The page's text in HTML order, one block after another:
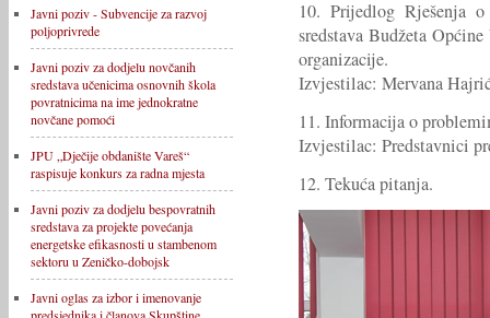
Javni poziv - Subvencije za razvoj
poljoprivrede
Javni poziv za dodjelu novčanih
sredstava učenicima osnovnih škola
povratnicima na ime jednokratne
novčane pomoći
JPU „Dječije obdanište Vareš“
raspisuje konkurs za radna mjesta
Javni poziv za dodjelu bespovratnih
sredstava za projekte povećanja
energetske efikasnosti u stambenom
sektoru u Zeničko-dobojsk
Javni oglas za izbor i imenovanje
10. Prijedlog Rješenja
sredstava Budžeta
organizacije.
Izvjestilac: Mervana
11. Informacija o
Izvjestilac: Predstavnici
12. Tekuća pitanja.